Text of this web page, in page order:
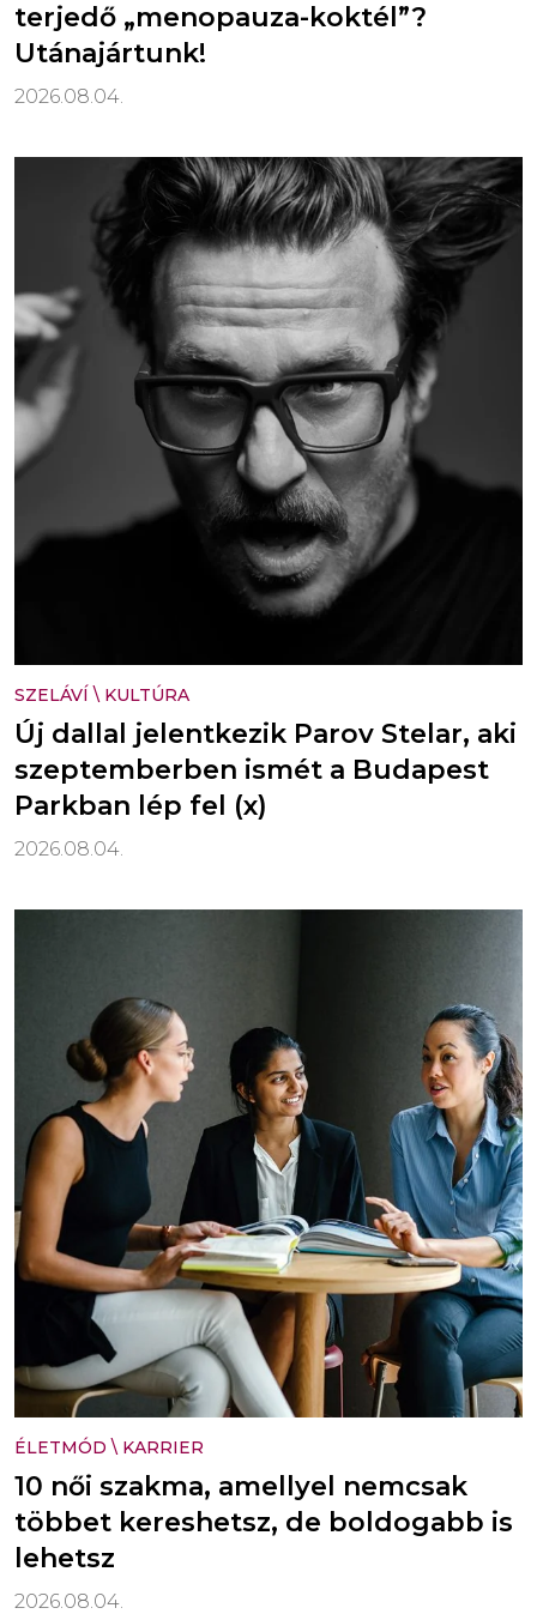
terjedő „menopauza-koktél”?
Utánajártunk!
2026.08.04.
SZELÁVÍ \ KULTÚRA
Új dallal jelentkezik Parov Stelar, aki
szeptemberben ismét a Budapest
Parkban lép fel (x)
2026.08.04.
ÉLETMÓD \ KARRIER
10 női szakma, amellyel nemcsak
többet kereshetsz, de boldogabb is
lehetsz
2026.08.04.